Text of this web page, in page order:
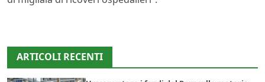
ARTICOLI RECENTI